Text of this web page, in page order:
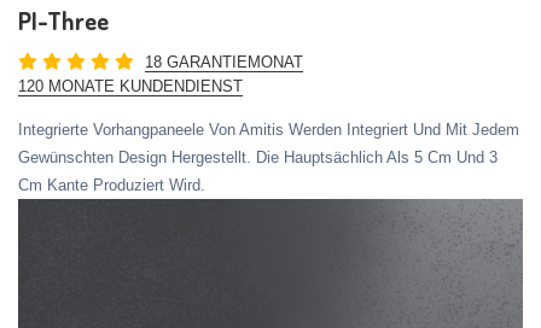
PI-Three
18 GARANTIEMONAT
120 MONATE KUNDENDIENST
Integrierte Vorhangpaneele Von Amitis Werden Integriert Und Mit Jedem
Gewünschten Design Hergestellt. Die Hauptsächlich Als 5 Cm Und 3
Cm Kante Produziert Wird.